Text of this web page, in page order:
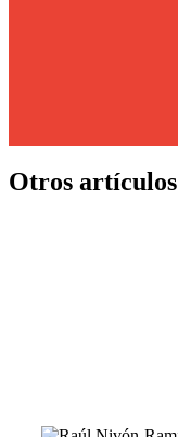
Otros artículos